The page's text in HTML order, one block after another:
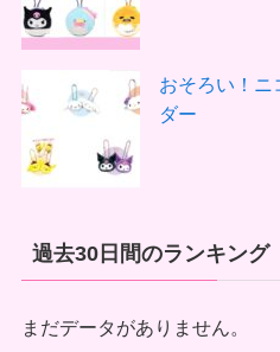
おそろい！
ダー
過去30日間のランキング
まだデータがありません。